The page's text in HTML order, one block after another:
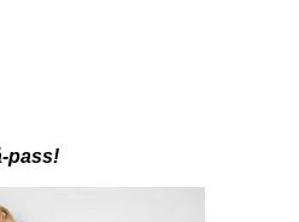
pass!